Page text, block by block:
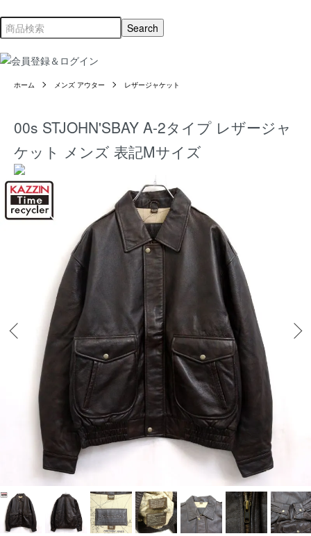
ホーム メンズ アウター レザージャケット
00s STJOHN'SBAY A-2タイプ レザージャ
ケット メンズ 表記Mサイズ